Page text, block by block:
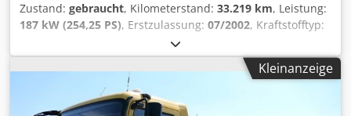
Zustand: gebraucht, Kilometerstand: 33.219 km, Leistung:
187 kW (254,25 PS), Erstzulassung: 07/2002, Kraftstofftyp:
13.150 kg
Achsen, nächste Prüfung (TÜV):11/2022, Farbe:Beige,
Getriebetyp:Automatisch, Emissionsklasse: Euro5,
Klimaanlage
Sattelkupplung * 6 Zylinder Reihen Motor von Mercedes *
Kleinanzeige